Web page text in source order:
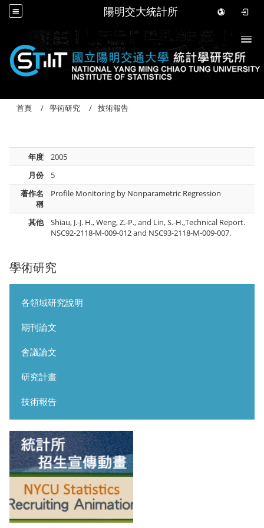
陽明交大統計所
學術研究
各領域研究說明
期刊論文
會議論文
研究計畫
技術報告
首頁 學術研究 技術報告
年度
2005
月份
5
著作名
稱
Profile Monitoring by Nonparametric Regression
其他
Shiau, J.-J. H., Weng, Z.-P., and Lin, S.-H.,Technical Report.
NSC92-2118-M-009-012 and NSC93-2118-M-009-007.